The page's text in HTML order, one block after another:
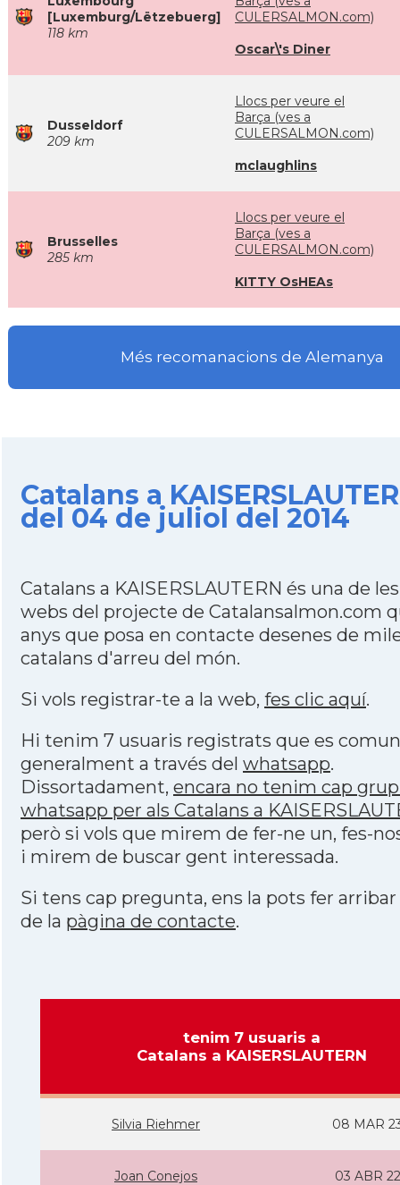
[Luxemburg/Lëtzebuerg]
118 km
CULERSALMON.com)
Oscar\'s Diner
Dusseldorf
209 km
Llocs per veure el
Barça (ves a
CULERSALMON.com)
mclaughlins
Brusselles
285 km
Llocs per veure el
Barça (ves a
CULERSALMON.com)
KITTY OsHEAs
Més recomanacions de Alemanya
Catalans a
del 04 de juliol del 2014
Catalans a KAISERSLAUTERN és una de
webs del projecte de Catalansalmon.com
anys que posa en contacte desenes de
catalans d'arreu del món.
Si vols registrar-te a la web, fes clic aquí.
Hi tenim 7 usuaris registrats que es
generalment a través del whatsapp.
Dissortadament, encara no tenim cap
whatsapp per als Catalans a
però si vols que mirem de fer-ne un, fes-
i mirem de buscar gent interessada.
Si tens cap pregunta, ens la pots fer arribar
de la pàgina de contacte.
tenim 7 usuaris a
Catalans a KAISERSLAUTERN
Silvia Riehmer 08 MAR
Joan Conejos 03 ABR 22